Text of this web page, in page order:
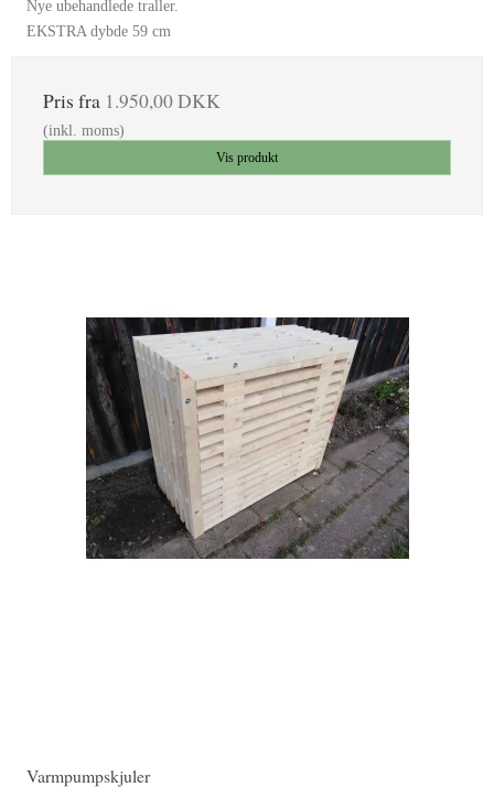
Nye ubehandlede traller.
EKSTRA dybde 59 cm
Pris fra 1.950,00 DKK
(inkl. moms)
Vis produkt
Varmpumpskjuler